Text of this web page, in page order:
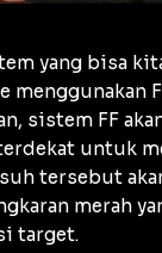
yang bisa
menggunakan
sistem FF
untuk
tersebut
merah
target.